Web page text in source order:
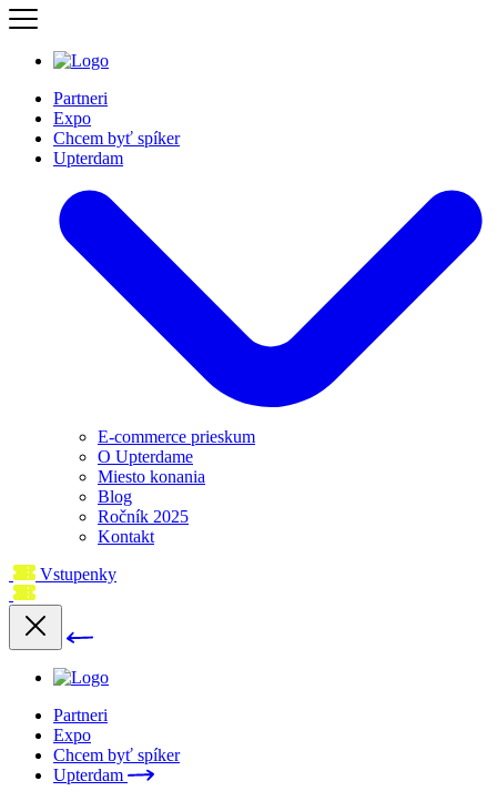
Partneri
Expo
Chcem byť spíker
Upterdam
E-commerce prieskum
O Upterdame
Miesto konania
Blog
Ročník 2025
Kontakt
Vstupenky
Partneri
Expo
Chcem byť spíker
Upterdam